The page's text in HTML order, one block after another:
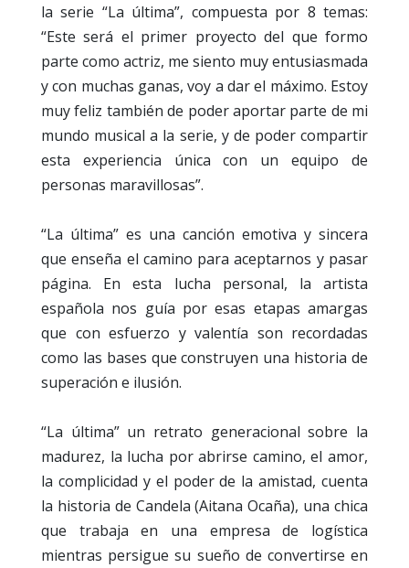
la serie “La última”, compuesta por 8 temas:
“Este será el primer proyecto del que formo
parte como actriz, me siento muy entusiasmada
y con muchas ganas, voy a dar el máximo. Estoy
muy feliz también de poder aportar parte de mi
mundo musical a la serie, y de poder compartir
esta experiencia única con un equipo de
personas maravillosas”.
“La última” es una canción emotiva y sincera
que enseña el camino para aceptarnos y pasar
página. En esta lucha personal, la artista
española nos guía por esas etapas amargas
que con esfuerzo y valentía son recordadas
como las bases que construyen una historia de
superación e ilusión.
“La última” un retrato generacional sobre la
madurez, la lucha por abrirse camino, el amor,
la complicidad y el poder de la amistad, cuenta
la historia de Candela (Aitana Ocaña), una chica
que trabaja en una empresa de logística
mientras persigue su sueño de convertirse en